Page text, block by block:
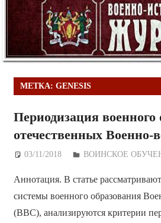
МЕТКА: GENESIS
Периодизация военного
отечественных Военно-
03/11/2018 Дежурный по
ВОИНСКОЕ
Аннотация. В статье
системы военного образования
(ВВС), анализируются критерии